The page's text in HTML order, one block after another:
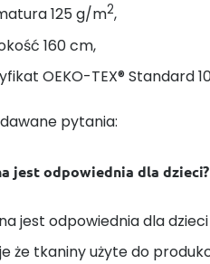
125 g/m2,
160 cm,
OEKO-TEX® Standard
pytania:
jest odpowiednia dla dzieci?
jest odpowiednia dla
że tkaniny użyte do